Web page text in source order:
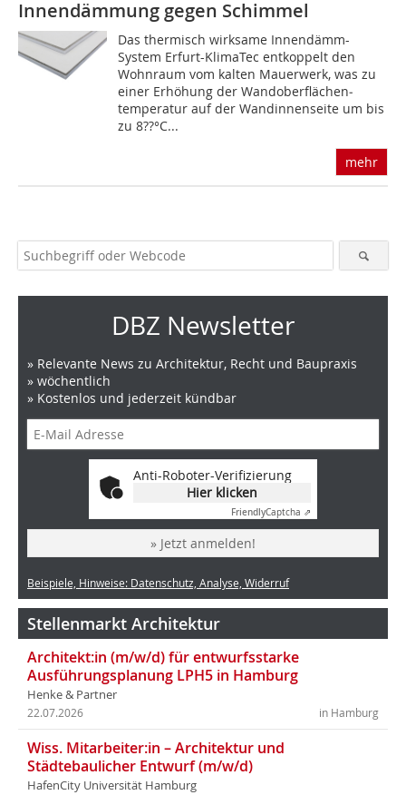
Innendämmung gegen Schimmel
Das thermisch wirksame Innendämm-
System Erfurt-KlimaTec entkoppelt den
Wohnraum vom kalten Mauerwerk, was zu
einer Erhöhung der Wandoberflächen­
temperatur auf der Wandinnenseite um bis
zu 8??°C...
mehr
DBZ Newsletter
» Relevante News zu Architektur, Recht und Baupraxis
» wöchentlich
» Kostenlos und jederzeit kündbar
Anti-Roboter-Verifizierung
Hier klicken
FriendlyCaptcha ⇗
» Jetzt anmelden!
Beispiele, Hinweise: Datenschutz, Analyse, Widerruf
Stellenmarkt Architektur
Architekt:in (m/w/d) für entwurfsstarke
Ausführungsplanung LPH5 in Hamburg
Henke & Partner
in Hamburg
22.07.2026
Wiss. Mitarbeiter:in – Architektur und
Städtebaulicher Entwurf (m/w/d)
HafenCity Universität Hamburg